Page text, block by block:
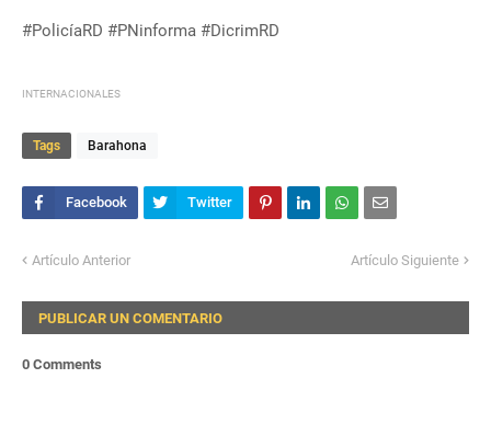
#PolicíaRD #PNinforma #DicrimRD
INTERNACIONALES
Tags Barahona
Artículo Anterior Artículo Siguiente
PUBLICAR UN COMENTARIO
0 Comments